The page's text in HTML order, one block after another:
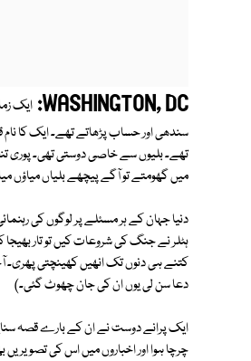
WASHINGTON, DC: ایک
سندھی اور حساب پڑھاتے تھے۔ ایک کا نام
تھے۔ بلیوں سے خاصی دوستی تھی۔ پوری
میں گھومتے تو آگے پیچھے بلیاں میاؤں
دنیا جہان کے ہر مسئلے پر لوگوں کی
ہٹلر نے جنگ کی شروعات کیں تو تار
کتنے ہی دنوں تک انھیں کھینچتی پھری۔
دعا سن لی یوں ان کی جان چھوٹ گئی۔)
ایک پرانے دوست نے ان کے بارے قصہ
چرچا ہوا اور اخباروں میں اس کی تصویریں